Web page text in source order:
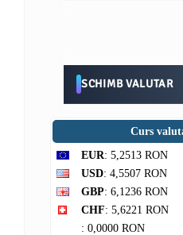
SCHIMB VALUTAR
Curs
EUR: 5,2513 RON
USD: 4,5507 RON
GBP: 6,1236 RON
CHF: 5,6221 RON
: 0,0000 RON